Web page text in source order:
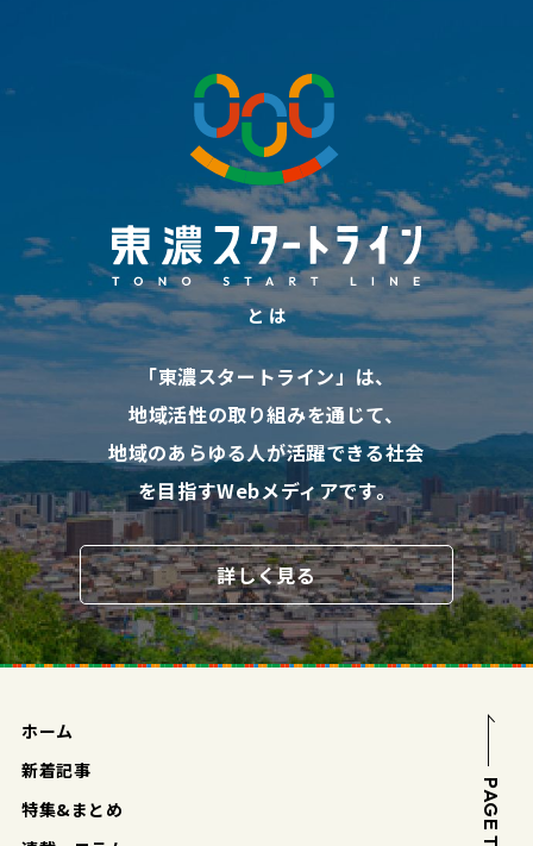
と は
「東濃スタートライン」は、
地域活性の取り組みを通じて、
地域のあらゆる人が活躍できる社会
を目指すWebメディアです。
詳しく見る
ホーム
新着記事
特集&まとめ